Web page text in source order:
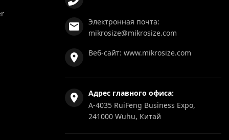
Электронная почта:
mikrosize@mikrosize.com
Веб-сайт: www.mikrosize.com
Адрес главного офиса:
A-4035 RuiFeng Business Expo,
241000 Wuhu, Китай